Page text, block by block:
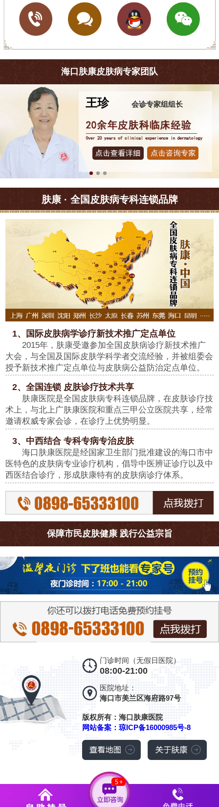
海口肤康皮肤病专家团队
王珍 会诊专家组组长
肤康 · 全国皮肤病专科连锁品牌
1、国际皮肤病学诊疗新技术推广定点单位
2015年，肤康受邀参加全国皮肤病诊疗新技术推广
大会，与全国及国际皮肤学科学者交流经验，并被组委会
授予新技术推广定点单位与皮肤病公益防治定点单位。
2、全国连锁 皮肤诊疗技术共享
肤康医院是全国皮肤病专科连锁品牌，在皮肤诊疗技
术上，与北上广肤康医院和重点三甲公立医院共享，经常
邀请权威专家会诊，在诊疗上优势明显。
3、中西结合 专科专病专治皮肤
海口肤康医院是经国家卫生部门批准建设的海口市中
医特色的皮肤病专业诊疗机构，倡导中医辨证诊疗以及中
西医结合诊疗，形成肤康特有的皮肤病诊疗体系。
保障市民皮肤健康 践行公益宗旨
门诊时间（无假日医院）
08:00-21:00
医院地址：
海口市美兰区海府路97号
版权所有：海口肤康医院
网站备案：琼ICP备16000985号-8